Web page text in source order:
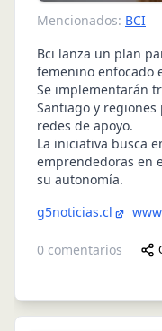
Mencionados: BCI
Bci lanza un plan
femenino enfocado
Se implementarán
Santiago y
redes de apoyo.
La iniciativa busca
emprendedoras en
su autonomía.
g5noticias.cl
0 comentarios